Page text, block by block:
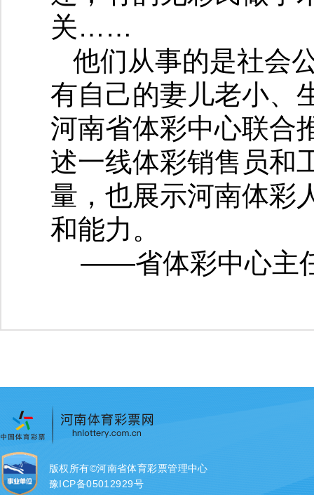
关……
他们从事的是社会
有自己的妻儿老小
河南省体彩中心联合
述一线体彩销售员和
量，也展示河南体彩
和能力。
——省体彩中心主
版权所有©河南省体育彩票管理中心
豫ICP备05012929号